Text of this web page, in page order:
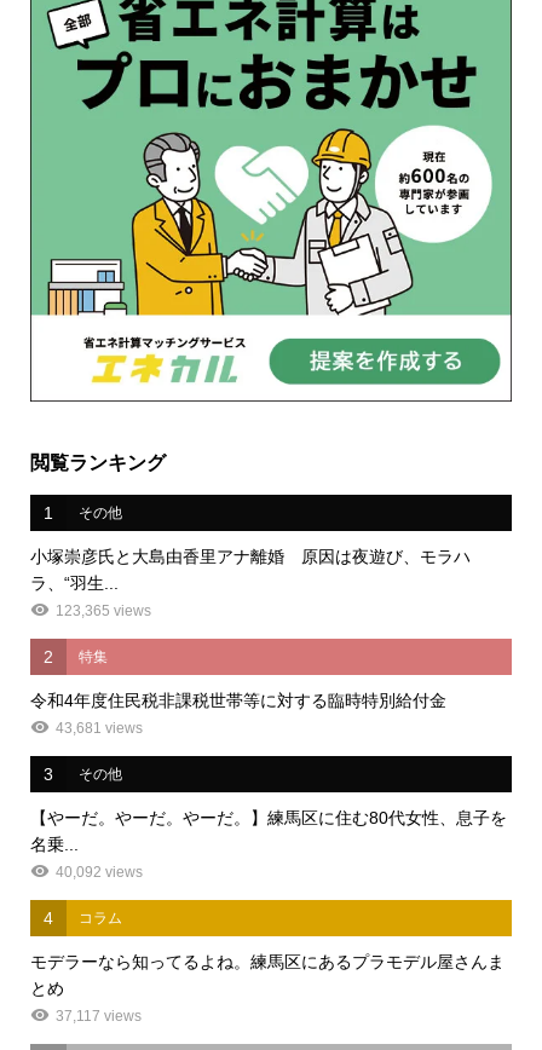
閲覧ランキング
1 その他
小塚崇彦氏と大島由香里アナ離婚 原因は夜遊び、モラハ
ラ、“羽生...
123,365 views
2 特集
令和4年度住民税非課税世帯等に対する臨時特別給付金
43,681 views
3 その他
【やーだ。やーだ。やーだ。】練馬区に住む80代女性、息子を
名乗...
40,092 views
4 コラム
モデラーなら知ってるよね。練馬区にあるプラモデル屋さんま
とめ
37,117 views